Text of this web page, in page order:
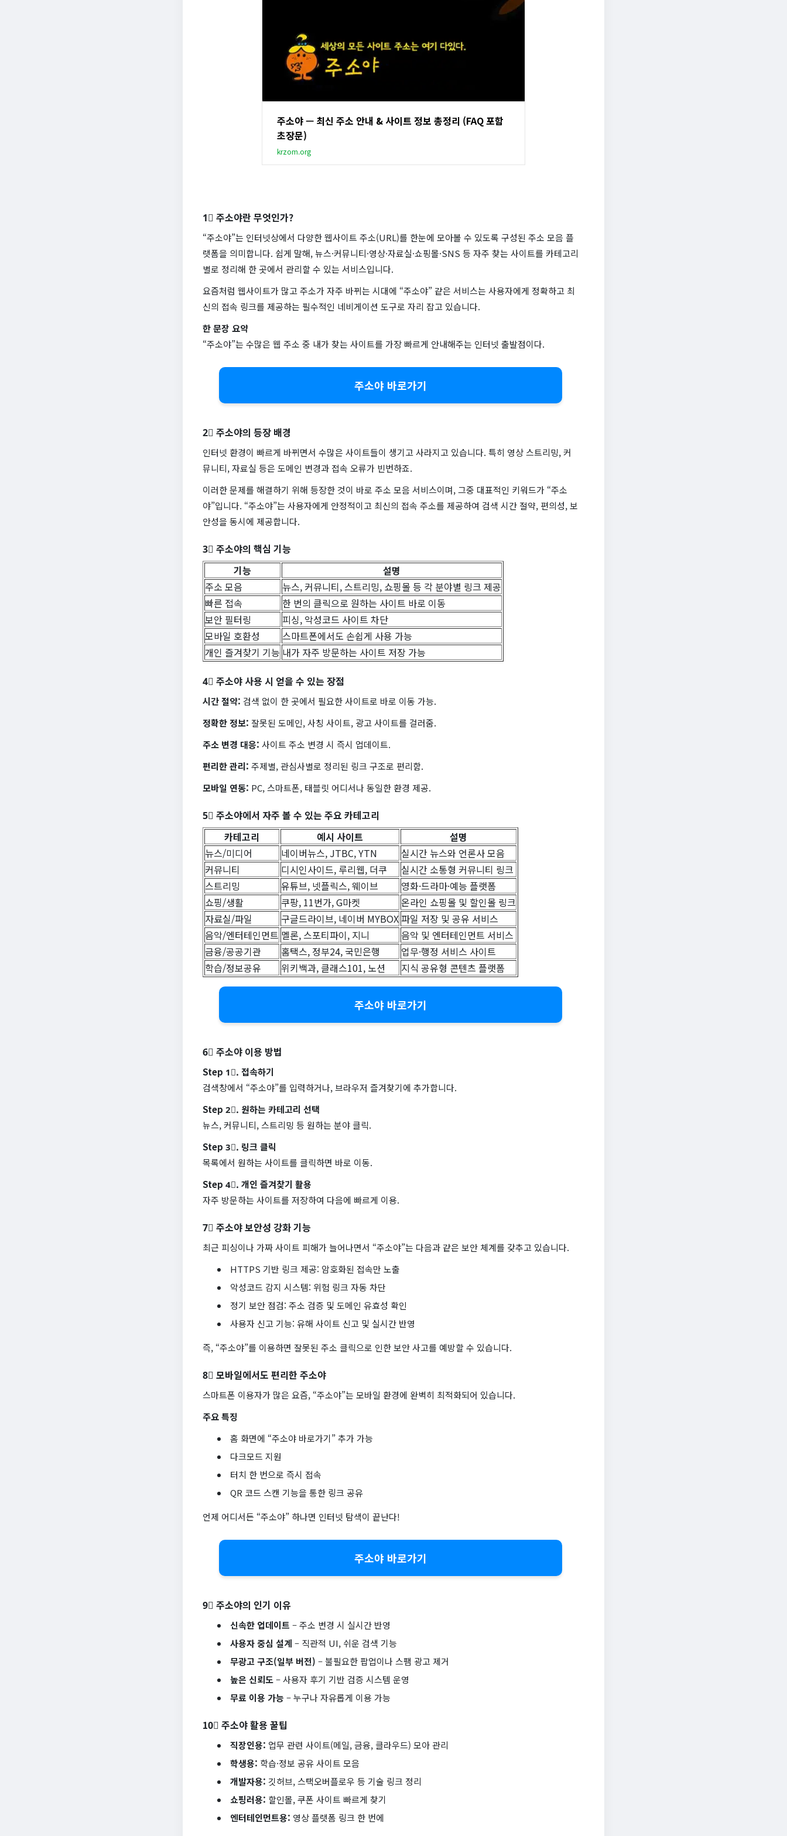
주소야 — 최신 주소 안내 & 사이트 정보 총정리 (FAQ 포함
초장문)
krzom.org
1⃣ 주소야란 무엇인가?
“주소야”는 인터넷상에서 다양한 웹사이트 주소(URL)를 한눈에 모아볼 수 있도록 구성된 주소 모음 플
랫폼을 의미합니다. 쉽게 말해, 뉴스·커뮤니티·영상·자료실·쇼핑몰·SNS 등 자주 찾는 사이트를 카테고리
별로 정리해 한 곳에서 관리할 수 있는 서비스입니다.
요즘처럼 웹사이트가 많고 주소가 자주 바뀌는 시대에 “주소야” 같은 서비스는 사용자에게 정확하고 최
신의 접속 링크를 제공하는 필수적인 네비게이션 도구로 자리 잡고 있습니다.
한 문장 요약
“주소야”는 수많은 웹 주소 중 내가 찾는 사이트를 가장 빠르게 안내해주는 인터넷 출발점이다.
주소야 바로가기
2⃣ 주소야의 등장 배경
인터넷 환경이 빠르게 바뀌면서 수많은 사이트들이 생기고 사라지고 있습니다. 특히 영상 스트리밍, 커
뮤니티, 자료실 등은 도메인 변경과 접속 오류가 빈번하죠.
이러한 문제를 해결하기 위해 등장한 것이 바로 주소 모음 서비스이며, 그중 대표적인 키워드가 “주소
야”입니다. “주소야”는 사용자에게 안정적이고 최신의 접속 주소를 제공하여 검색 시간 절약, 편의성, 보
안성을 동시에 제공합니다.
3⃣ 주소야의 핵심 기능
기능
설명
주소 모음
뉴스, 커뮤니티, 스트리밍, 쇼핑몰 등 각 분야별 링크 제공
빠른 접속
한 번의 클릭으로 원하는 사이트 바로 이동
보안 필터링
피싱, 악성코드 사이트 차단
모바일 호환성
스마트폰에서도 손쉽게 사용 가능
개인 즐겨찾기 기능 내가 자주 방문하는 사이트 저장 가능
4⃣ 주소야 사용 시 얻을 수 있는 장점
시간 절약: 검색 없이 한 곳에서 필요한 사이트로 바로 이동 가능.
정확한 정보: 잘못된 도메인, 사칭 사이트, 광고 사이트를 걸러줌.
주소 변경 대응: 사이트 주소 변경 시 즉시 업데이트.
편리한 관리: 주제별, 관심사별로 정리된 링크 구조로 편리함.
모바일 연동: PC, 스마트폰, 태블릿 어디서나 동일한 환경 제공.
5⃣ 주소야에서 자주 볼 수 있는 주요 카테고리
카테고리
예시 사이트
설명
뉴스/미디어
네이버뉴스, JTBC, YTN
실시간 뉴스와 언론사 모음
커뮤니티
디시인사이드, 루리웹, 더쿠
실시간 소통형 커뮤니티 링크
스트리밍
유튜브, 넷플릭스, 웨이브
영화·드라마·예능 플랫폼
쇼핑/생활
쿠팡, 11번가, G마켓
온라인 쇼핑몰 및 할인몰 링크
자료실/파일
구글드라이브, 네이버 MYBOX 파일 저장 및 공유 서비스
음악/엔터테인먼트 멜론, 스포티파이, 지니
음악 및 엔터테인먼트 서비스
금융/공공기관
홈택스, 정부24, 국민은행
업무·행정 서비스 사이트
학습/정보공유
위키백과, 클래스101, 노션 지식 공유형 콘텐츠 플랫폼
주소야 바로가기
6⃣ 주소야 이용 방법
Step 1⃣. 접속하기
검색창에서 “주소야”를 입력하거나, 브라우저 즐겨찾기에 추가합니다.
Step 2⃣. 원하는 카테고리 선택
뉴스, 커뮤니티, 스트리밍 등 원하는 분야 클릭.
Step 3⃣. 링크 클릭
목록에서 원하는 사이트를 클릭하면 바로 이동.
Step 4⃣. 개인 즐겨찾기 활용
자주 방문하는 사이트를 저장하여 다음에 빠르게 이용.
7⃣ 주소야 보안성 강화 기능
최근 피싱이나 가짜 사이트 피해가 늘어나면서 “주소야”는 다음과 같은 보안 체계를 갖추고 있습니다.
HTTPS 기반 링크 제공: 암호화된 접속만 노출
악성코드 감지 시스템: 위험 링크 자동 차단
정기 보안 점검: 주소 검증 및 도메인 유효성 확인
사용자 신고 기능: 유해 사이트 신고 및 실시간 반영
즉, “주소야”를 이용하면 잘못된 주소 클릭으로 인한 보안 사고를 예방할 수 있습니다.
8⃣ 모바일에서도 편리한 주소야
스마트폰 이용자가 많은 요즘, “주소야”는 모바일 환경에 완벽히 최적화되어 있습니다.
주요 특징
홈 화면에 “주소야 바로가기” 추가 가능
다크모드 지원
터치 한 번으로 즉시 접속
QR 코드 스캔 기능을 통한 링크 공유
언제 어디서든 “주소야” 하나면 인터넷 탐색이 끝난다!
주소야 바로가기
9⃣ 주소야의 인기 이유
신속한 업데이트 – 주소 변경 시 실시간 반영
사용자 중심 설계 – 직관적 UI, 쉬운 검색 기능
무광고 구조(일부 버전) – 불필요한 팝업이나 스팸 광고 제거
높은 신뢰도– 사용자 후기 기반 검증 시스템 운영
무료 이용 가능 – 누구나 자유롭게 이용 가능
10⃣ 주소야 활용 꿀팁
직장인용: 업무 관련 사이트(메일, 금융, 클라우드) 모아 관리
학생용: 학습·정보 공유 사이트 모음
개발자용: 깃허브, 스택오버플로우 등 기술 링크 정리
쇼핑러용: 할인몰, 쿠폰 사이트 빠르게 찾기
엔터테인먼트용: 영상 플랫폼 링크 한 번에